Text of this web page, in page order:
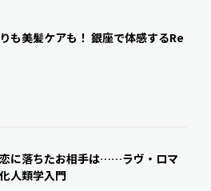
も美髪ケアも！ 銀座で体感するRe
に落ちたお相手は……ラヴ・ロマ
人類学入門